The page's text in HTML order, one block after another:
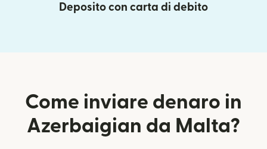
Deposito con carta di debito
Come inviare denaro in
Azerbaigian da Malta?